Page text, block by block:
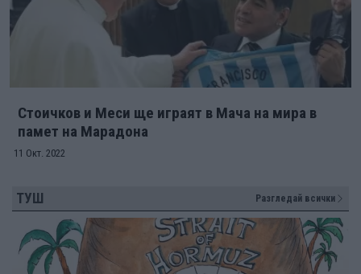
Стоичков и Меси ще играят в Мача на мира в
памет на Марадона
11 Окт. 2022
ТУШ Разгледай всички